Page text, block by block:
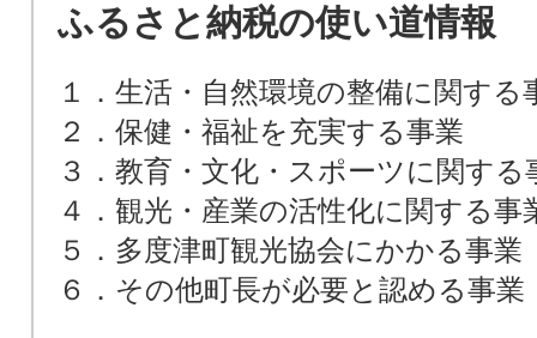
ふるさと納税の使い道情報
１．生活・自然環境の整備に関する
２．保健・福祉を充実する事業
３．教育・文化・スポーツに関する
４．観光・産業の活性化に関する事
５．多度津町観光協会にかかる事業
６．その他町長が必要と認める事業